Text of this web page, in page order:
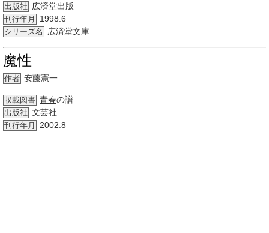
出版社 広済堂出版
刊行年月 1998.6
シリーズ名 広済堂文庫
魔性
作者 安藤憲一
収載図書 青春の譜
出版社 文芸社
刊行年月 2002.8